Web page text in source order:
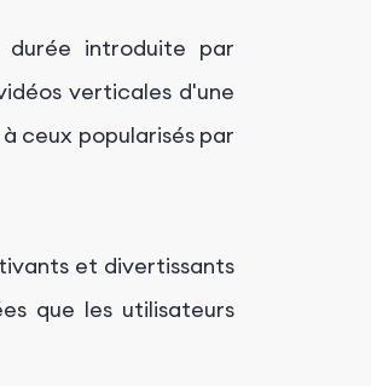
introduite par
verticales d'une
ceux popularisés par
et divertissants
que les utilisateurs